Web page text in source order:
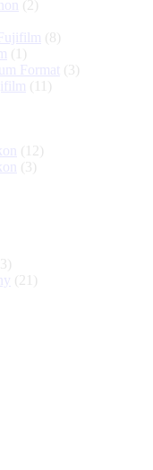
(2)
(8)
(1)
Format (3)
(11)
(12)
(3)
(21)